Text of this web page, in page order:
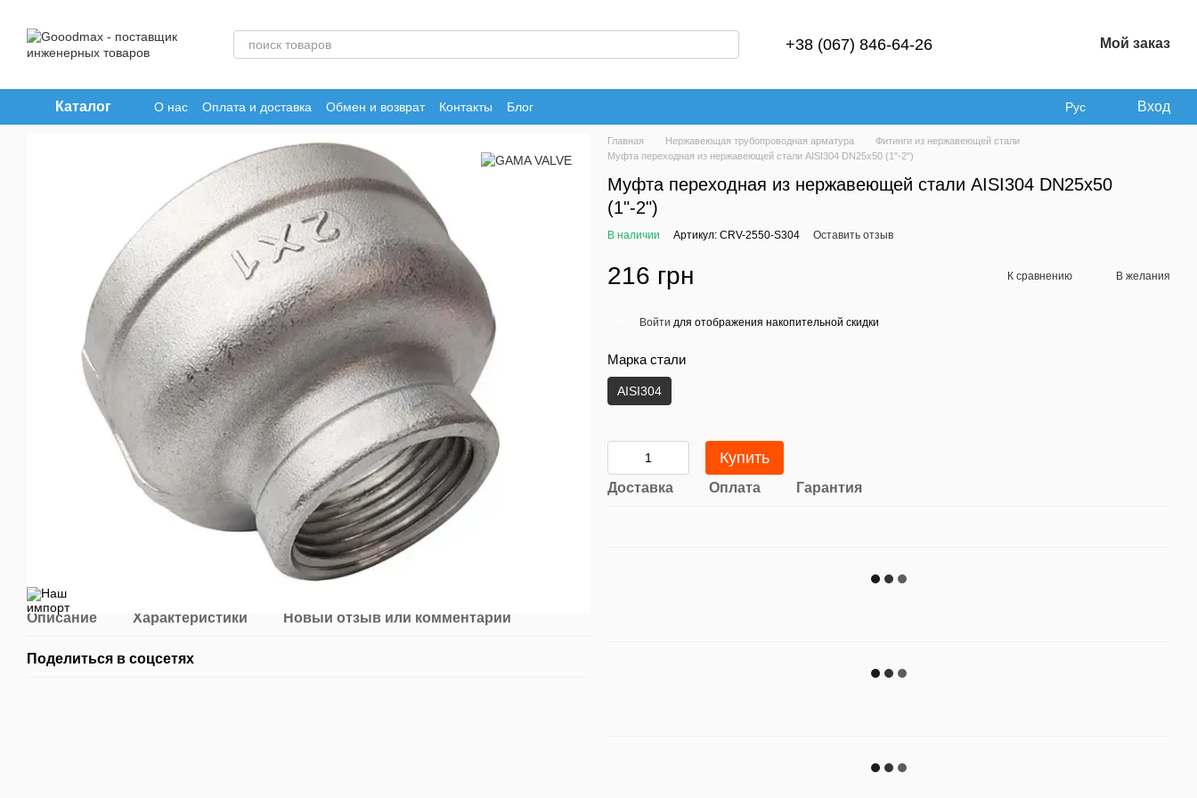
+38 (067) 846-64-26 Мой заказ
Каталог О нас Оплата и доставка Обмен и возврат Контакты Блог Рус Вход
Описание Характеристики Новый отзыв или комментарий
Поделиться в соцсетях
Главная Нержавеющая трубопроводная арматура
Фитинги из нержавеющей стали
Муфта переходная из нержавеющей стали AISI304 DN25х50 (1"-2")
Муфта переходная из нержавеющей стали AISI304 DN25х50
(1"-2")
В наличии Артикул: CRV-2550-S304 Оставить отзыв
216 грн К сравнению В желания
Войти для отображения накопительной скидки
Марка стали
AISI304
Купить
Доставка Оплата Гарантия